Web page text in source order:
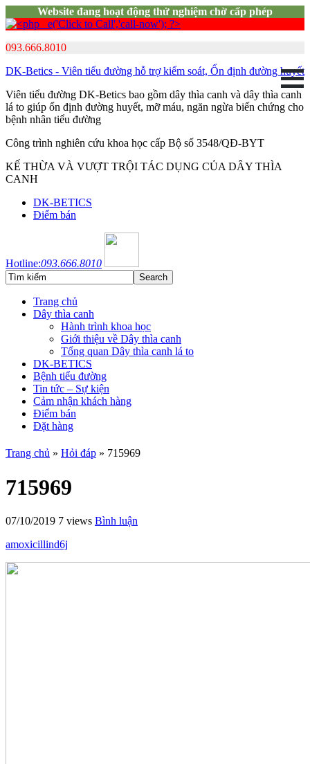
Website đang hoạt động thử nghiệm chờ cấp phép
093.666.8010
DK-Betics - Viên tiểu đường hỗ trợ kiểm soát, Ổn định đường huyết
Viên tiểu đường DK-Betics bao gồm dây thìa canh và dây thìa canh
lá to giúp ổn định đường huyết, mỡ máu, ngăn ngừa biến chứng cho
bệnh nhân tiểu đường
Công trình nghiên cứu khoa học cấp Bộ số 3548/QĐ-BYT
KẾ THỪA VÀ VƯỢT TRỘI TÁC DỤNG CỦA DÂY THÌA
CANH
DK-BETICS
Điểm bán
Hotline:093.666.8010
Trang chủ
Dây thìa canh
Hành trình khoa học
Giới thiệu về Dây thìa canh
Tổng quan Dây thìa canh lá to
DK-BETICS
Bệnh tiểu đường
Tin tức – Sự kiện
Cảm nhận khách hàng
Điểm bán
Đặt hàng
Trang chủ » Hỏi đáp » 715969
715969
07/10/2019 7 views Bình luận
amoxicillind6j